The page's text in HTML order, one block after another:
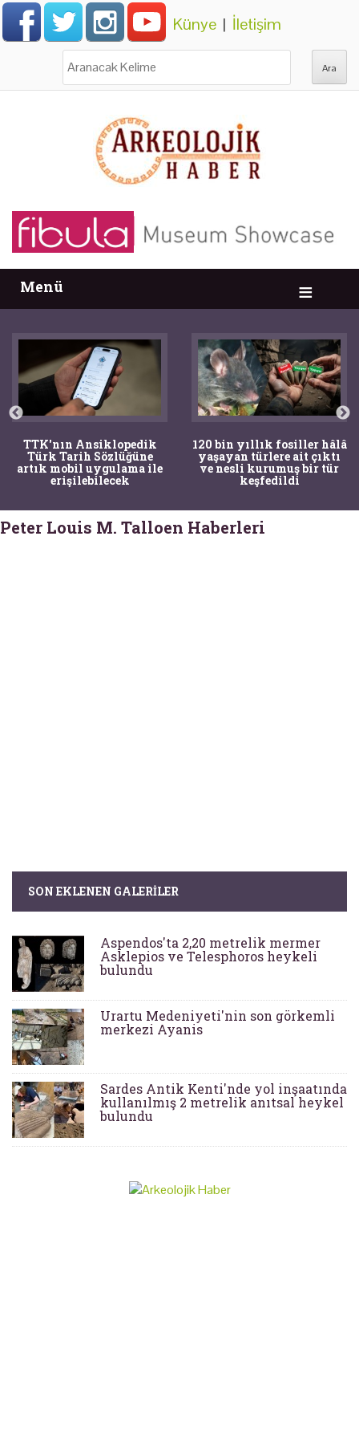
Künye | İletişim
Menü
TTK'nın Ansiklopedik
Türk Tarih Sözlüğüne
artık mobil uygulama ile
erişilebilecek
120 bin yıllık fosiller hâlâ
yaşayan türlere ait çıktı
ve nesli kurumuş bir tür
keşfedildi
Peter Louis M. Talloen Haberleri
SON EKLENEN GALERILER
Aspendos'ta 2,20 metrelik mermer
Asklepios ve Telesphoros heykeli
bulundu
Urartu Medeniyeti'nin son görkemli
merkezi Ayanis
Sardes Antik Kenti'nde yol inşaatında
kullanılmış 2 metrelik anıtsal heykel
bulundu